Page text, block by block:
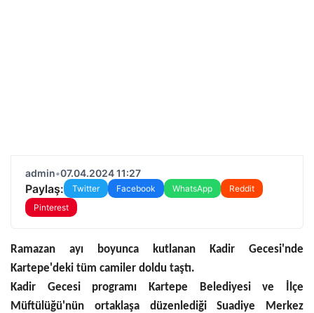
admin•07.04.2024 11:27
Paylaş: Twitter Facebook WhatsApp
Reddit
Pinterest
Ramazan ayı boyunca kutlanan Kadir Gecesi'nde
Kartepe'deki tüm camiler doldu taştı.
Kadir Gecesi programı Kartepe Belediyesi ve İlçe
Müftülüğü'nün ortaklaşa düzenlediği Suadiye Merkez